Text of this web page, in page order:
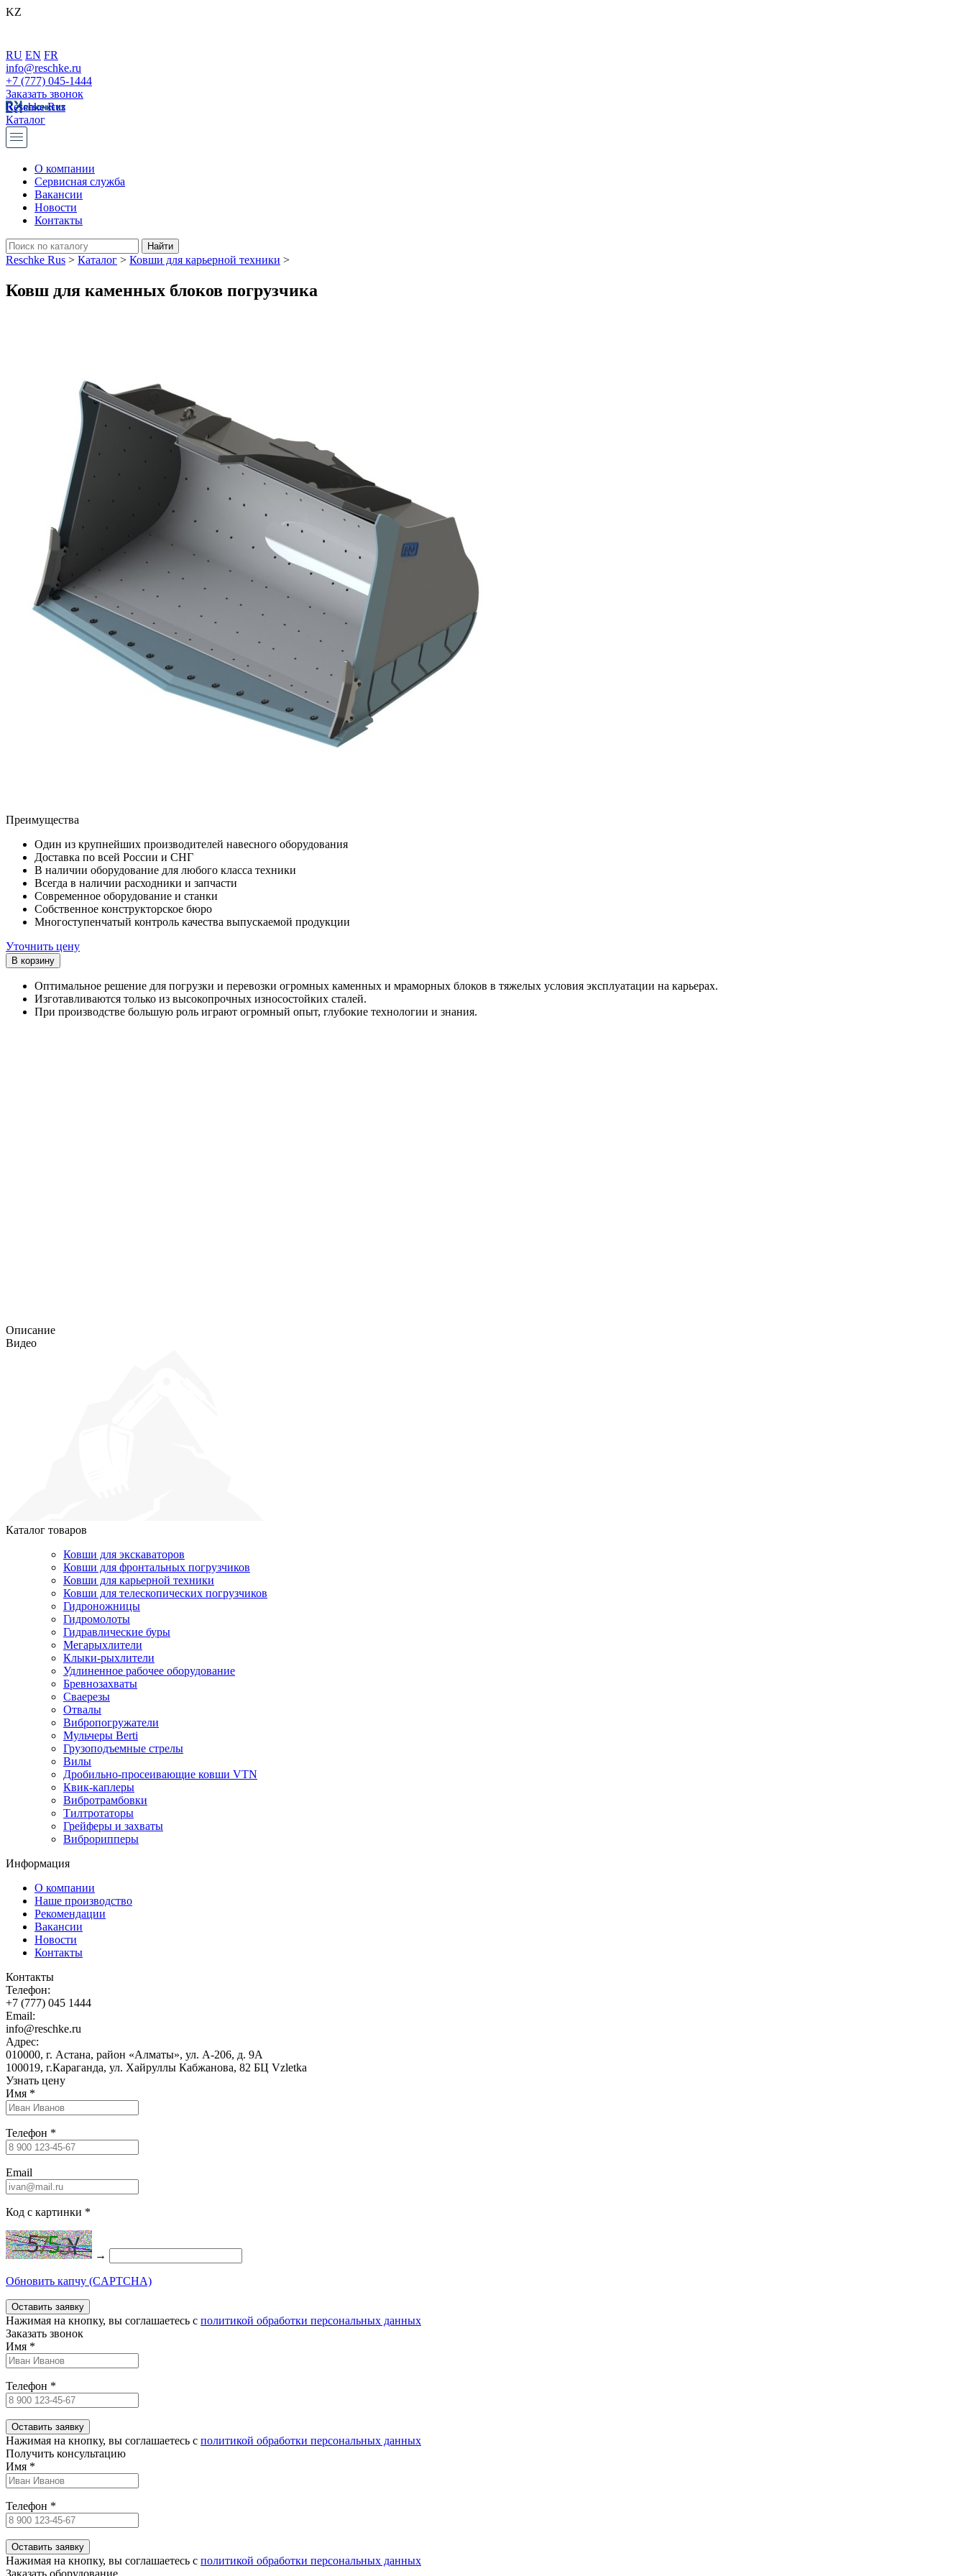
KZ
RU EN FR
info@reschke.ru
+7 (777) 045-1444
Заказать звонок
Reschke Rus
Каталог
О компании
Сервисная служба
Вакансии
Новости
Контакты
Reschke Rus > Каталог > Ковши для карьерной техники >
Ковш для каменных блоков погрузчика
Преимущества
Один из крупнейших производителей навесного оборудования
Доставка по всей России и СНГ
В наличии оборудование для любого класса техники
Всегда в наличии расходники и запчасти
Современное оборудование и станки
Собственное конструкторское бюро
Многоступенчатый контроль качества выпускаемой продукции
Уточнить цену
Оптимальное решение для погрузки и перевозки огромных каменных и мраморных блоков в тяжелых условия эксплуатации на карьерах.
Изготавливаются только из высокопрочных износостойких сталей.
При производстве большую роль играют огромный опыт, глубокие технологии и знания.
Описание
Видео
Каталог товаров
Ковши для экскаваторов
Ковши для фронтальных погрузчиков
Ковши для карьерной техники
Ковши для телескопических погрузчиков
Гидроножницы
Гидромолоты
Гидравлические буры
Мегарыхлители
Клыки-рыхлители
Удлиненное рабочее оборудование
Бревнозахваты
Сваерезы
Отвалы
Вибропогружатели
Мульчеры Berti
Грузоподъемные стрелы
Вилы
Дробильно-просеивающие ковши VTN
Квик-каплеры
Вибротрамбовки
Тилтротаторы
Грейферы и захваты
Виброрипперы
Информация
О компании
Наше производство
Рекомендации
Вакансии
Новости
Контакты
Контакты
Телефон:
+7 (777) 045 1444
Email:
info@reschke.ru
Адрес:
010000, г. Астана, район «Алматы», ул. А-206, д. 9А
100019, г.Караганда, ул. Хайруллы Кабжанова, 82 БЦ Vzletka
Узнать цену
Имя *
Телефон *
Email
Код с картинки *
→
Обновить капчу (CAPTCHA)
Нажимая на кнопку, вы соглашаетесь c политикой обработки персональных данных
Заказать звонок
Имя *
Телефон *
Нажимая на кнопку, вы соглашаетесь c политикой обработки персональных данных
Получить консультацию
Имя *
Телефон *
Нажимая на кнопку, вы соглашаетесь c политикой обработки персональных данных
Заказать оборудование